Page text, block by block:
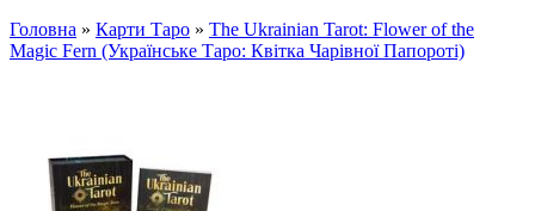
Головна » Карти Таро » The Ukrainian Tarot: Flower of the
Magic Fern (Українське Таро: Квітка Чарівної Папороті)